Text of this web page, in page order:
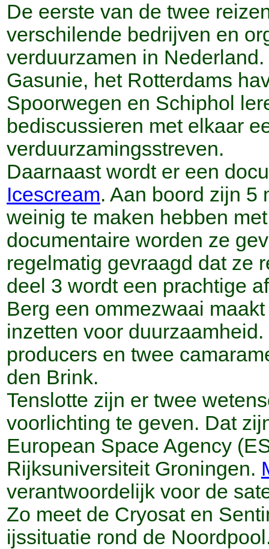
De eerste van de twee
verschilende bedrijven en
verduurzamen in
Gasunie, het Rotterdams
Spoorwegen en Schiphol
bediscussieren met elkaar
verduurzamingsstreven.
Daarnaast wordt er een
Icescream. Aan boord zijn 5
weinig te maken hebben
documentaire worden ze
regelmatig gevraagd dat ze
deel 3 wordt een prachtige
Berg een ommezwaai
inzetten voor
producers en twee
den Brink.
Tenslotte zijn er twee
voorlichting te geven. Dat
European Space Agency
Rijksuniversiteit Groningen.
verantwoordelijk voor de
Zo meet de Cryosat en
ijssituatie rond de